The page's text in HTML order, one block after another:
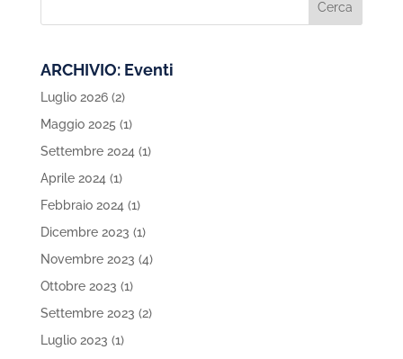
ARCHIVIO: Eventi
Luglio 2026(2)
Maggio 2025 (1)
Settembre 2024(1)
Aprile 2024(1)
Febbraio 2024(1)
Dicembre 2023 (1)
Novembre 2023 (4)
Ottobre 2023 (1)
Settembre 2023 (2)
Luglio 2023 (1)